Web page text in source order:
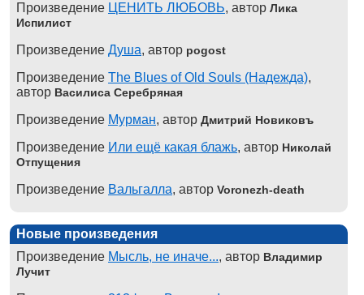
Произведение ЦЕНИТЬ ЛЮБОВЬ, автор Лика
Испилист
Произведение Душа, автор pogost
Произведение The Blues of Old Souls (Надежда),
автор Василиса Серебряная
Произведение Мурман, автор Дмитрий Новиковъ
Произведение Или ещё какая блажь, автор Николай
Отпущения
Произведение Вальгалла, автор Voronezh-death
Новые произведения
Произведение Мысль, не иначе..., автор Владимир
Лучит